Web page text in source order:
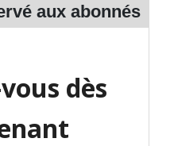
aux abonnés
dès